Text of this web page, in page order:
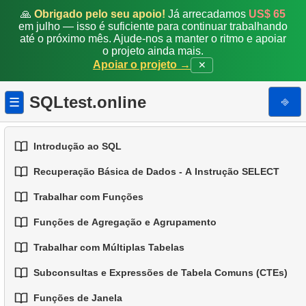
🙏 Obrigado pelo seu apoio! Já arrecadamos US$ 65
em julho — isso é suficiente para continuar trabalhando
até o próximo mês. Ajude-nos a manter o ritmo e apoiar
o projeto ainda mais.
Apoiar o projeto →
✕
☰ SQLtest.online ⎆
Introdução ao SQL
1.Introdução a Bases de Dados
Tipos de Bases de Dados
Recuperação Básica de Dados - A Instrução SELECT
1.Selecionando Dados de uma Tabela
Filtragem de Dados
Trabalhar com Funções
1.Funções SQL Integradas
Funções Comuns de String
Funções de Agregação e Agrupamento
1.Funções Básicas de Agregação
Agrupando Dados
Trabalhar com Múltiplas Tabelas
1.Fundamentos de JOINs em SQL
Subconsultas e Expressões de Tabela Comuns (CTEs)
1.Introdução às Subconsultas
Funções de Janela